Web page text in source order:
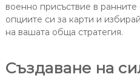
военно присъствие в
опциите си за карти и
на вашата обща стратегия.
Създаване на